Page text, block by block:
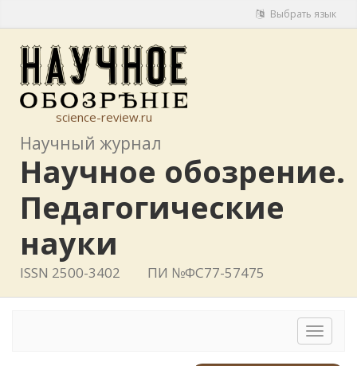
Выбрать язык
science-review.ru
Научный журнал
Научное обозрение.
Педагогические
науки
ISSN 2500-3402 ПИ №ФС77-57475
Toggle